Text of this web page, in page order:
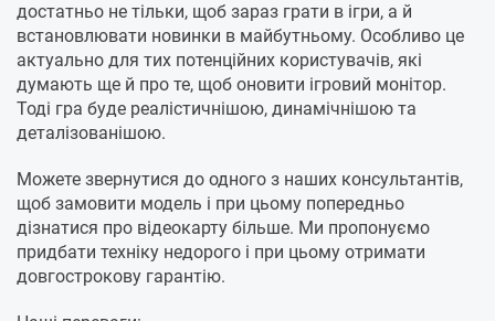
достатньо не тільки, щоб зараз грати в ігри, а й
встановлювати новинки в майбутньому. Особливо це
актуально для тих потенційних користувачів, які
думають ще й про те, щоб оновити ігровий монітор.
Тоді гра буде реалістичнішою, динамічнішою та
деталізованішою.
Можете звернутися до одного з наших консультантів,
щоб замовити модель і при цьому попередньо
дізнатися про відеокарту більше. Ми пропонуємо
придбати техніку недорого і при цьому отримати
довгострокову гарантію.